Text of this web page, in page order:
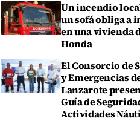
Un incendio
un sofá obliga a
en una vivienda
Honda
El Consorcio de
y Emergencias
Lanzarote
Guía de
Actividades